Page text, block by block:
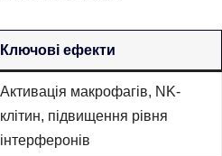
Ключові ефекти
Активація макрофагів, NK-
клітин, підвищення рівня
інтерферонів